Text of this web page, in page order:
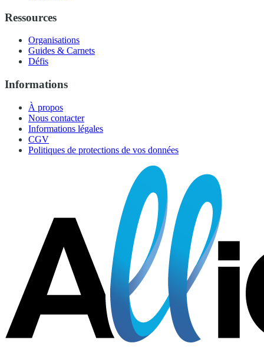
Ressources
Organisations
Guides & Carnets
Défis
Informations
À propos
Nous contacter
Informations légales
CGV
Politiques de protections de vos données